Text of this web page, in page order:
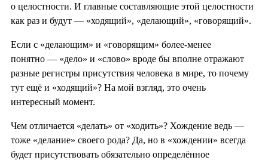
о целостности. И главные составляющие этой целостности
как раз и будут — «ходящий», «делающий», «говорящий».
Если с «делающим» и «говорящим» более-менее
понятно — «дело» и «слово» вроде бы вполне отражают
разные регистры присутствия человека в мире, то почему
тут ещё и «ходящий»? На мой взгляд, это очень
интересный момент.
Чем отличается «делать» от «ходить»? Хождение ведь —
тоже «делание» своего рода? Да, но в «хождении» всегда
будет присутствовать обязательно определённое